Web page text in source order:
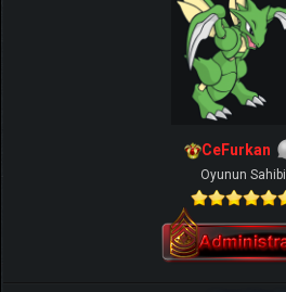
CeFurkan
Oyunun Sahibi